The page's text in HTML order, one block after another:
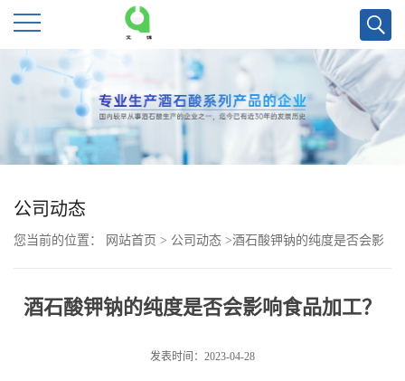
公
首
页
公
司
公司动态
您当前的位置： 网站首页 > 公司动态 >酒石酸钾钠的纯度是否会影
酒石酸钾钠的纯度是否会影响食品加工？
发表时间：2023-04-28